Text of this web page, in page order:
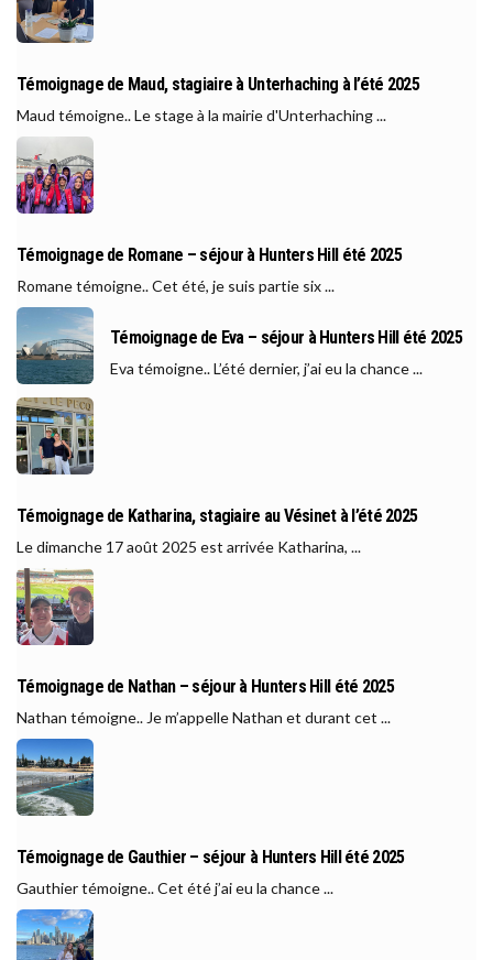
Témoignage de Maud, stagiaire à Unterhaching à l’été 2025
Maud témoigne.. Le stage à la mairie d'Unterhaching ...
Témoignage de Romane – séjour à Hunters Hill été 2025
Romane témoigne.. Cet été, je suis partie six ...
Témoignage de Eva – séjour à Hunters Hill été 2025
Eva témoigne.. L’été dernier, j’ai eu la chance ...
Témoignage de Katharina, stagiaire au Vésinet à l’été 2025
Le dimanche 17 août 2025 est arrivée Katharina, ...
Témoignage de Nathan – séjour à Hunters Hill été 2025
Nathan témoigne.. Je m’appelle Nathan et durant cet ...
Témoignage de Gauthier – séjour à Hunters Hill été 2025
Gauthier témoigne.. Cet été j’ai eu la chance ...